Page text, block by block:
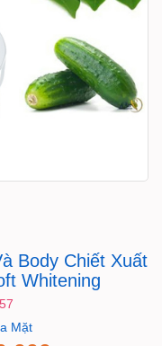
Body Chiết Xuất
Whitening
Mặt